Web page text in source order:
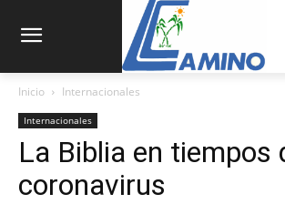
Inicio Internacionales
Internacionales
La Biblia en tiempos
coronavirus